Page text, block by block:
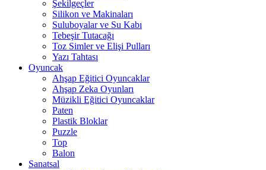
Şekilgeçler
Silikon ve Makinaları
Suluboyalar ve Su Kabı
Tebeşir Tutacağı
Toz Simler ve Elişi Pulları
Yazı Tahtası
Oyuncak
Ahşap Eğitici Oyuncaklar
Ahşap Zeka Oyunları
Müzikli Eğitici Oyuncaklar
Paten
Plastik Bloklar
Puzzle
Top
Balon
Sanatsal